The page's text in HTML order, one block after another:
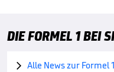
DIE FORMEL 1 BEI
 Alle News zur Formel 1